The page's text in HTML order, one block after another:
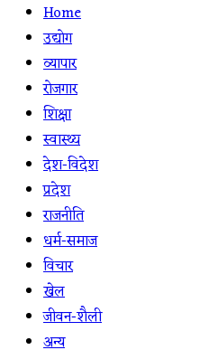
Home
उद्योग
व्यापार
रोजगार
शिक्षा
स्वास्थ्य
देश-विदेश
प्रदेश
राजनीति
धर्म-समाज
विचार
खेल
जीवन-शैली
अन्य